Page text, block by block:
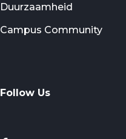
Duurzaamheid
Campus Community
Follow Us